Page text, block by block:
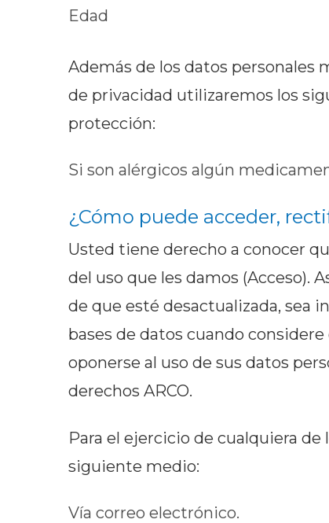
Edad
Además de los datos personales
de privacidad utilizaremos los
protección:
Si son alérgicos algún
¿Cómo puede acceder,
Usted tiene derecho a conocer
del uso que les damos (Acceso).
de que esté desactualizada, sea
bases de datos cuando
oponerse al uso de sus datos
derechos ARCO.
Para el ejercicio de cualquiera
siguiente medio:
Vía correo electrónico.